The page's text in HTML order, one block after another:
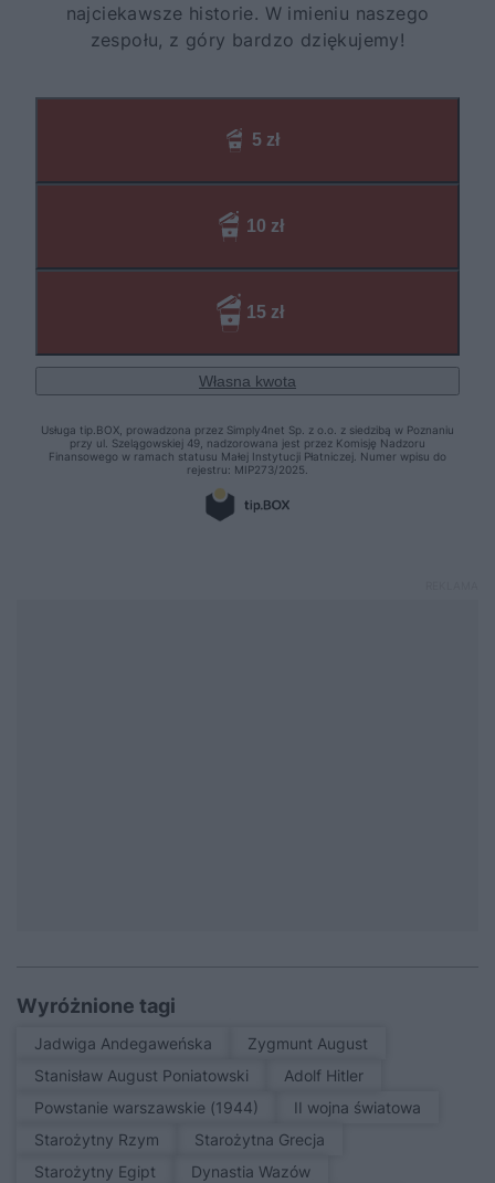
Wyróżnione tagi
Jadwiga Andegaweńska
Zygmunt August
Stanisław August Poniatowski
Adolf Hitler
Powstanie warszawskie (1944)
II wojna światowa
Starożytny Rzym
Starożytna Grecja
Starożytny Egipt
Dynastia Wazów